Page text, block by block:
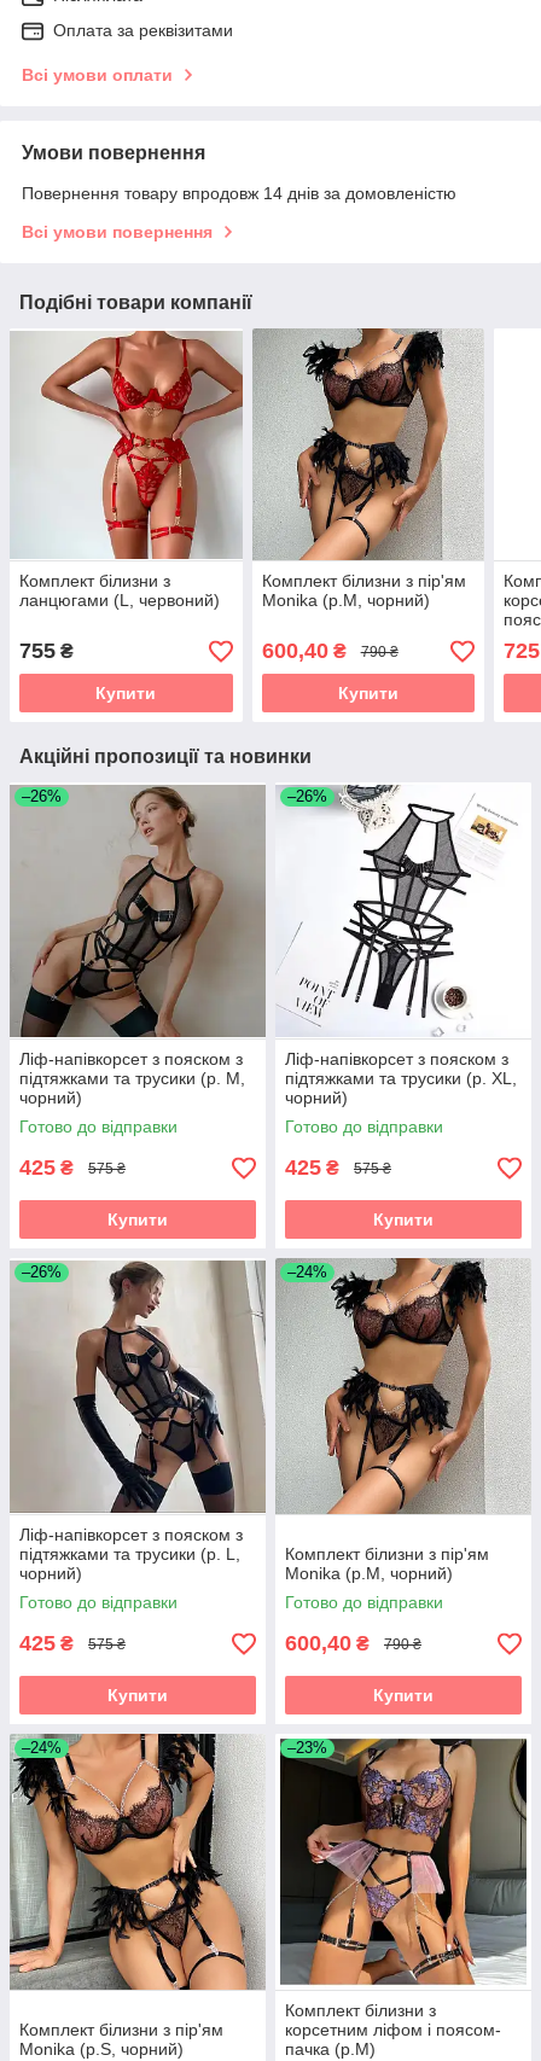
Оплата за реквізитами
Всі умови оплати
Умови повернення
Повернення товару впродовж 14 днів за домовленістю
Всі умови повернення
Подібні товари компанії
Комплект білизни з
ланцюгами (L, червоний)
755 ₴
Купити
Комплект білизни з пір'ям
Monika (р.M, чорний)
600,40₴ 790 ₴
Купити
725
Акційні пропозиції та новинки
–26%
Ліф-напівкорсет з пояском з
підтяжками та трусики (р. М,
чорний)
Готово до відправки
425 ₴ 575 ₴
Купити
–26%
Ліф-напівкорсет з пояском з
підтяжками та трусики (р. XL,
чорний)
Готово до відправки
425 ₴ 575 ₴
Купити
–26%
Ліф-напівкорсет з пояском з
підтяжками та трусики (р. L,
чорний)
Готово до відправки
425 ₴ 575 ₴
Купити
–24%
Комплект білизни з пір'ям
Monika (р.M, чорний)
Готово до відправки
600,40 ₴ 790 ₴
Купити
–24%
Комплект білизни з пір'ям
Monika (р.S, чорний)
–23%
Комплект білизни з
корсетним ліфом і поясом-
пачка (р.M)